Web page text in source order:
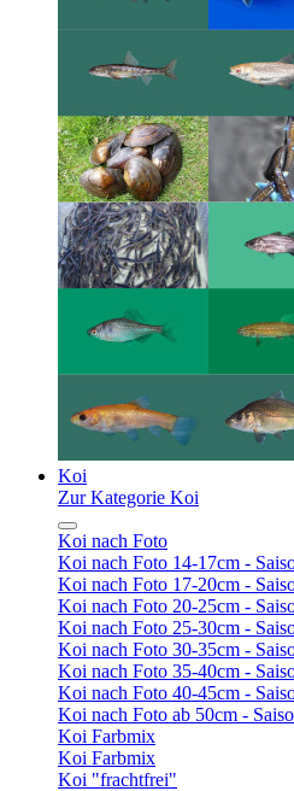
Koi
Zur Kategorie Koi
Koi nach Foto
Koi nach Foto 14-17cm -
Koi nach Foto 17-20cm -
Koi nach Foto 20-25cm -
Koi nach Foto 25-30cm -
Koi nach Foto 30-35cm -
Koi nach Foto 35-40cm -
Koi nach Foto 40-45cm -
Koi nach Foto ab 50cm -
Koi Farbmix
Koi Farbmix
Koi "frachtfrei"